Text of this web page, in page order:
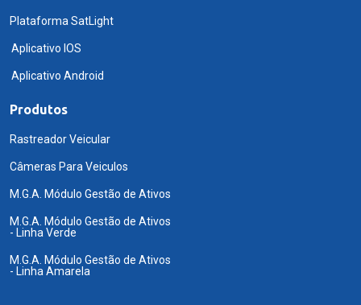
Plataforma SatLight
Aplicativo IOS
Aplicativo Android
Produtos
Rastreador Veicular
Câmeras Para Veiculos
M.G.A. Módulo Gestão de Ativos
M.G.A. Módulo Gestão de Ativos
- Linha Verde
M.G.A. Módulo Gestão de Ativos
- Linha Amarela